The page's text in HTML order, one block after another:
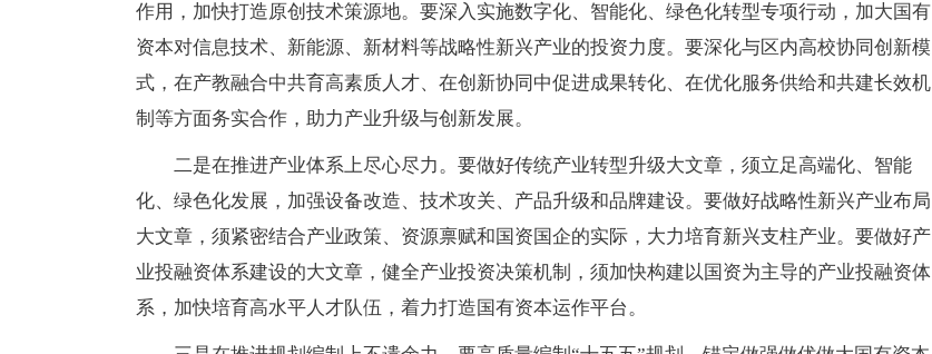
作用，加快打造原创技术策源地。要深入实施数字化、智能化、绿色化转型专项行动，加大国有
资本对信息技术、新能源、新材料等战略性新兴产业的投资力度。要深化与区内高校协同创新模
式，在产教融合中共育高素质人才、在创新协同中促进成果转化、在优化服务供给和共建长效机
制等方面务实合作，助力产业升级与创新发展。
二是在推进产业体系上尽心尽力。要做好传统产业转型升级大文章，须立足高端化、智能
化、绿色化发展，加强设备改造、技术攻关、产品升级和品牌建设。要做好战略性新兴产业布局
大文章，须紧密结合产业政策、资源禀赋和国资国企的实际，大力培育新兴支柱产业。要做好产
业投融资体系建设的大文章，健全产业投资决策机制，须加快构建以国资为主导的产业投融资体
系，加快培育高水平人才队伍，着力打造国有资本运作平台。